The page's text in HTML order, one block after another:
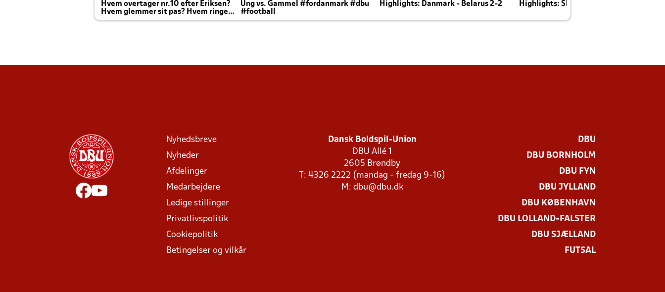
Hvem overtager nr.10 efter Eriksen?
Hvem glemmer sit pas? Hvem ringer
Joachim altid til efter kampe?
Ung vs. Gammel #fordanmark #dbu
#football
Highlights: Danmark - Belarus 2-2 Highlights: Skotland - Danmark 4-2
Nyhedsbreve
Nyheder
Afdelinger
Medarbejdere
Ledige stillinger
Privatlivspolitik
Cookiepolitik
Betingelser og vilkår
Dansk Boldspil-Union
DBU Allé 1
2605 Brøndby
T: 4326 2222 (mandag - fredag 9-16)
M: dbu@dbu.dk
DBU
DBU BORNHOLM
DBU FYN
DBU JYLLAND
DBU KØBENHAVN
DBU LOLLAND-FALSTER
DBU SJÆLLAND
FUTSAL